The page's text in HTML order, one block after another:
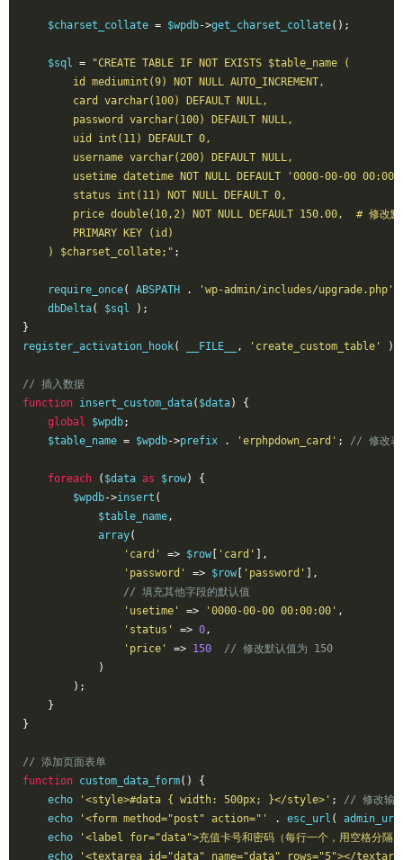
    $charset_collate
= $wpdb->get_charset_collate();
    $sql
=
"CREATE TABLE IF NOT EXISTS $table_name (
        id mediumint(9) NOT NULL AUTO_INCREMENT,
        card varchar(100) DEFAULT NULL,
        password varchar(100) DEFAULT NULL,
        uid int(11) DEFAULT 0,
        username varchar(200) DEFAULT NULL,
usetime datetime NOT NULL DEFAULT '0000-00-00
        status int(11) NOT NULL DEFAULT 0,
price double(10,2) NOT NULL DEFAULT 150.00,  # 修改默
        PRIMARY KEY (id)
    ) $charset_collate;"
;
    require_once
( ABSPATH . 'wp-admin/includes/upgrade.php'
    dbDelta
( $sql
);
}
register_activation_hook( __FILE__ , 'create_custom_table' );
// 插入数据
function insert_custom_data( $data)
{
global $wpdb;
    $table_name
= $wpdb->prefix . 'erphpdown_card' ; // 修改表
foreach ( $data as $row)
{
        $wpdb
->insert (
            $table_name
,
            array
(
'card'
=> $row 'card'
],
'password'
=> $row 'password'
],
// 填充其他字段的默认值
'usetime'
=> '0000-00-00 00:00:00' ,
'status'
=> 0,
'price'
=> 150
// 修改默认值为 150
)
);
}
}
// 添加页面表单
function custom_data_form()
{
    echo
'<style>#data { width: 500px; }</style>' ;
// 修改输
    echo
'<form method="post" action="' . esc_url ( admin_url
    echo
'<label for="data">充值卡号和密码（每行一个，用空格分
    echo
'<textarea id="data" name="data" rows="5"></